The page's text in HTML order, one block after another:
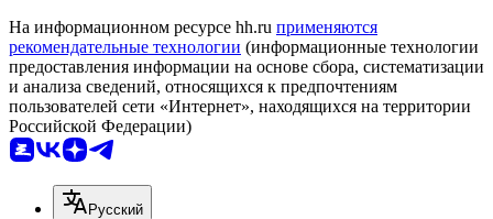
На информационном ресурсе hh.ru применяются
рекомендательные технологии (информационные технологии
предоставления информации на основе сбора, систематизации
и анализа сведений, относящихся к предпочтениям
пользователей сети «Интернет», находящихся на территории
Российской Федерации)
Русский